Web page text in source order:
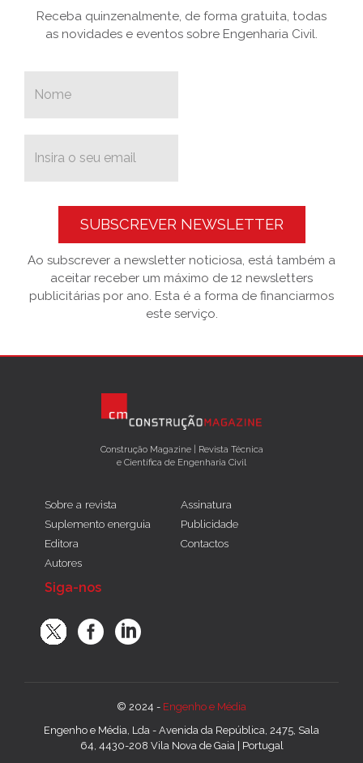
Receba quinzenalmente, de forma gratuita, todas
as novidades e eventos sobre Engenharia Civil.
SUBSCREVER NEWSLETTER
Ao subscrever a newsletter noticiosa, está também a
aceitar receber um máximo de 12 newsletters
publicitárias por ano. Esta é a forma de financiarmos
este serviço.
Construção Magazine | Revista Técnica
e Científica de Engenharia Civil
Sobre a revista
Suplemento energuia
Editora
Autores
Assinatura
Publicidade
Contactos
Siga-nos
© 2024 - Engenho e Média
Engenho e Média, Lda - Avenida da República, 2475, Sala
64, 4430-208 Vila Nova de Gaia | Portugal